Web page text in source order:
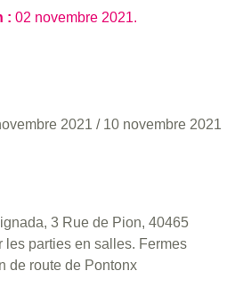
: 02 novembre 2021.
2021 / 10 novembre 2021
3 Rue de Pion, 40465
les parties en salles. Fermes
de route de Pontonx